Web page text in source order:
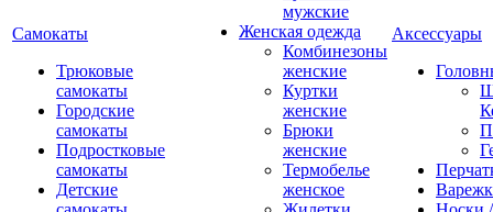
Самокаты
Трюковые
самокаты
Городские
самокаты
Подростковые
самокаты
Детские
мужские
Женская одежда
Комбинезоны
женские
Куртки
женские
Брюки
женские
Термобелье
женское
Аксессуары